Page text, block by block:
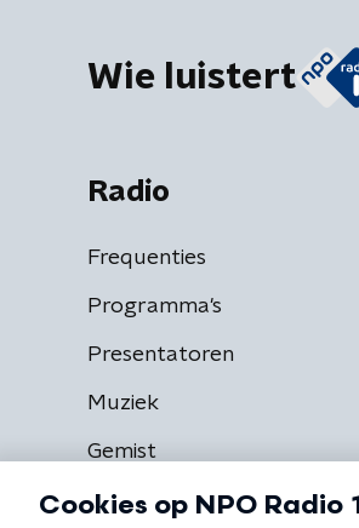
Wie luistert
Radio
Frequenties
Programma's
Presentatoren
Muziek
Gemist